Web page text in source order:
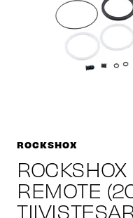
ROCKSHOX
REMOTE